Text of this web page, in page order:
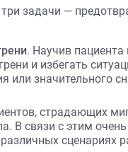
задачи —
. Научив
и избегать
значительного
страдающих
В связи с этим
сценариях